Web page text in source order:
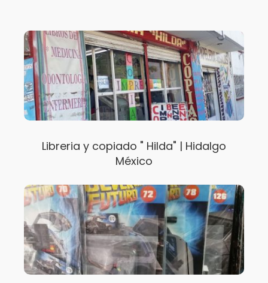
Libreria y copiado " Hilda" | Hidalgo
México